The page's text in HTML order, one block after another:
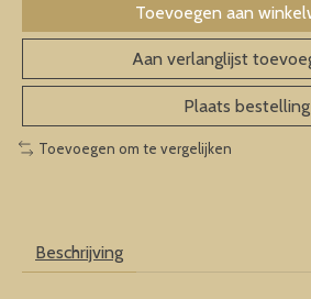
Toevoegen aan
Aan verlanglijst
Plaats bestelling
Toevoegen om te vergelijken
Beschrijving